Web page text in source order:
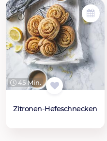
45 Min.
Zitronen-Hefeschnecken